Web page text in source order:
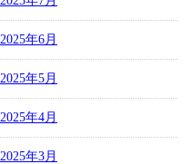
2025年6月
2025年5月
2025年4月
2025年3月